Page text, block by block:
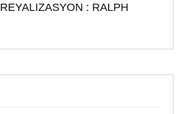
: RALPH